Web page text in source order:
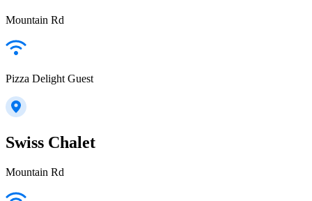
Mountain Rd
Pizza Delight Guest
Swiss Chalet
Mountain Rd